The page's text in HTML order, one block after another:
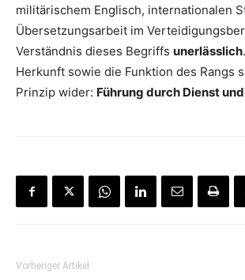
militärischem Englisch, internationalen
Übersetzungsarbeit im
Verständnis dieses Begriffs unerlässlich
Herkunft sowie die Funktion des Rangs
Prinzip wider: Führung durch Dienst
Vorheriger Artikel